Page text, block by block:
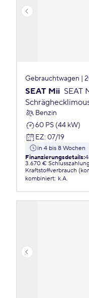
Gebrauchtwagen |
SEAT Mii SEAT
Benzin
60 PS (44 kW)
EZ: 07/19
in 4 bis 8 Wochen
Finanzierungsdetails:
3.670 € Schlusszahlung
Kraftstoffverbrauch
kombiniert: k.A.